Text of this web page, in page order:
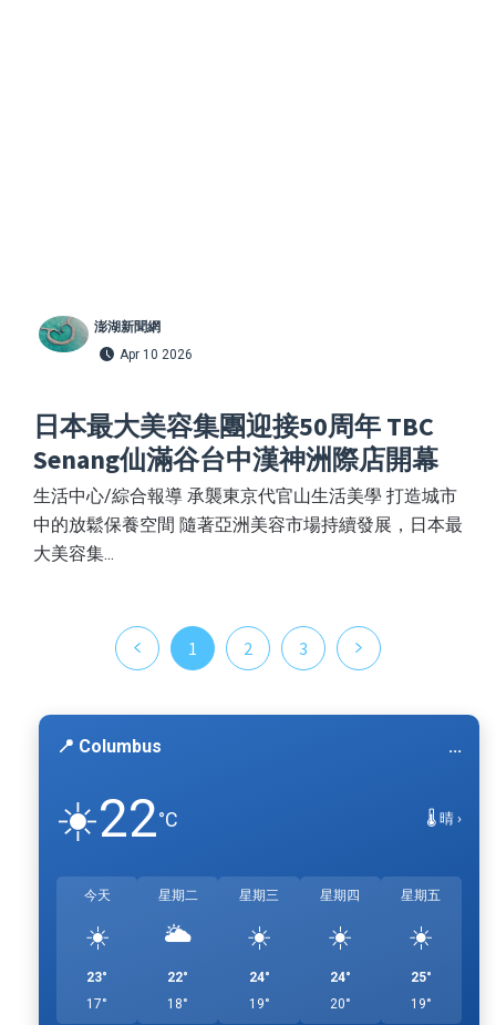
澎湖新聞網
Apr 10 2026
日本最大美容集團迎接50周年 TBC
Senang仙滿谷台中漢神洲際店開幕
生活中心/綜合報導 承襲東京代官山生活美學 打造城市
中的放鬆保養空間 隨著亞洲美容市場持續發展，日本最
大美容集...
1 2 3
📍 Columbus ...
☀️22°C 🌡️ 晴 ›
今天
☀️
23°
17°
星期二
🌥️
22°
18°
星期三
☀️
24°
19°
星期四
☀️
24°
20°
星期五
☀️
25°
19°